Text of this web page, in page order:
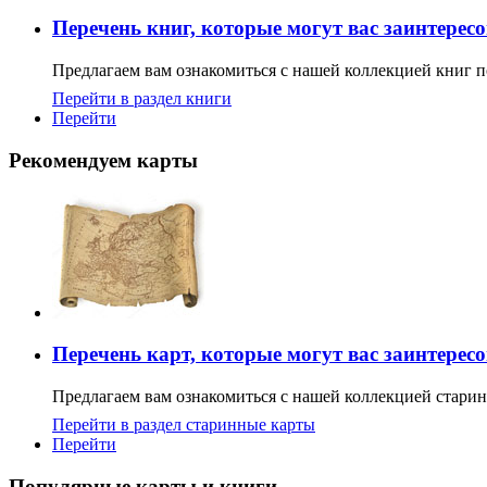
Перечень книг, которые могут вас
Предлагаем вам ознакомиться с нашей коллекцией книг
Перейти в раздел книги
Перейти
Рекомендуем карты
Перечень карт, которые могут вас
Предлагаем вам ознакомиться с нашей коллекцией
Перейти в раздел старинные карты
Перейти